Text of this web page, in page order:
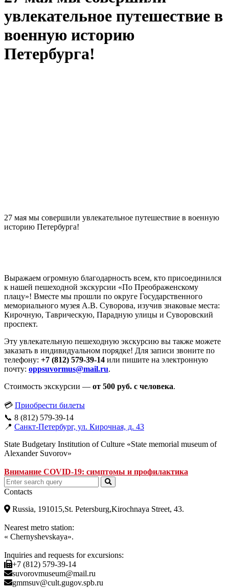
увлекательное путешествие в
военную историю
Петербурга!
27 мая мы совершили увлекательное путешествие в военную
историю Петербурга!
Выражаем огромную благодарность всем, кто присоединился
к нашей пешеходной экскурсии «По Преображенскому
плацу»! Вместе мы прошли по округе Государственного
мемориального музея А.В. Суворова, изучив знаковые места:
Кирочную, Таврическую, Парадную улицы и Суворовский
проспект.
Эту увлекательную пешеходную экскурсию вы также можете
заказать в индивидуальном порядке! Для записи звоните по
телефону: +7 (812) 579-39-14 или пишите на электронную
почту: oppsuvormus@mail.ru.
Стоимость экскурсии — от 500 руб. с человека.
💳 Приобрести билеты
📞 8 (812) 579-39-14
📍 Санкт-Петербург, ул. Кирочная, д. 43
State Budgetary Institution of Culture «State memorial museum of
Alexander Suvorov»
Внимание COVID-19: симптомы и профилактика
Contacts
Russia, 191015,St. Petersburg,Kirochnaya Street, 43.
Nearest metro station:
« Chernyshevskaya».
Inquiries and requests for excursions:
+7 (812) 579-39-14
suvorovmuseum@mail.ru
gmmsuv@cult.gugov.spb.ru